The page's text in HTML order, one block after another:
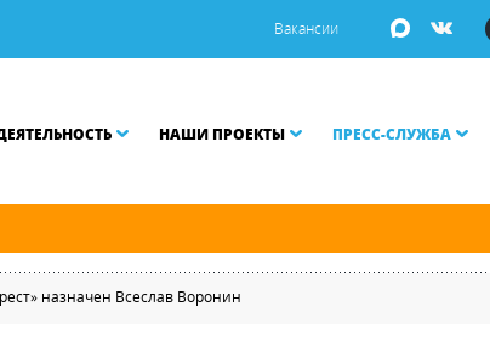
Вакансии
НАШИ ПРОЕКТЫ ПРЕСС-СЛУЖБА
назначен Всеслав Воронин